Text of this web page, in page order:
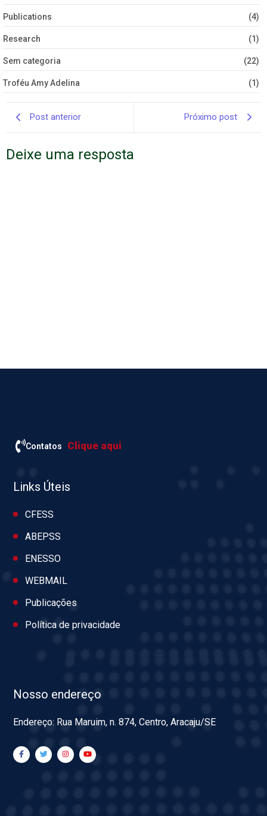
Publications (4)
Research (1)
Sem categoria (22)
Troféu Amy Adelina (1)
Post anterior Próximo post
Deixe uma resposta
Contatos Clique aqui
Links Úteis
CFESS
ABEPSS
ENESSO
WEBMAIL
Publicações
Política de privacidade
Nosso endereço
Endereço: Rua Maruim, n. 874, Centro, Aracaju/SE